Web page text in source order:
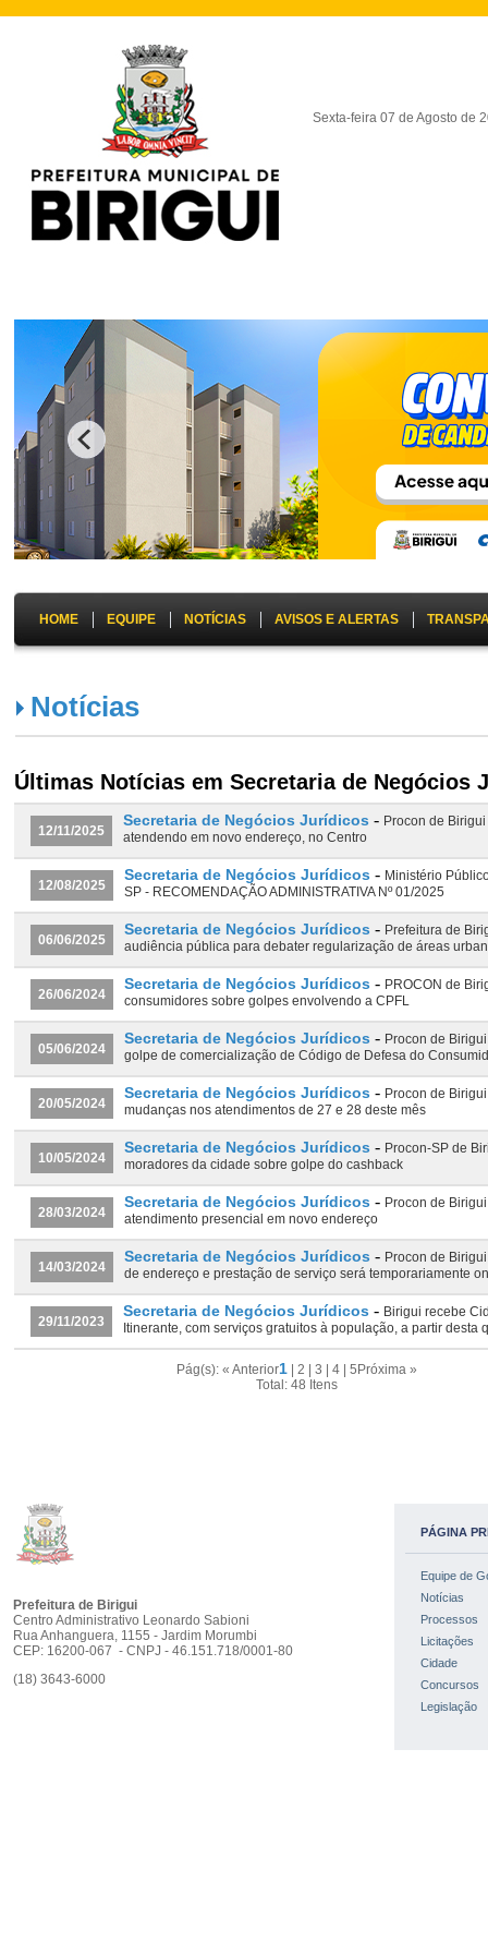
Sexta-feira 07 de Agosto de
HOME EQUIPE NOTÍCIAS AVISOS E ALERTAS
Notícias
Últimas Notícias em Secretaria de Negócios
12/11/2025
Secretaria de Negócios Jurídicos - Procon de
atendendo em novo endereço, no Centro
12/08/2025
Secretaria de Negócios Jurídicos - Ministério
SP - RECOMENDAÇÃO ADMINISTRATIVA Nº 01/2025
06/06/2025
Secretaria de Negócios Jurídicos - Prefeitura de
audiência pública para debater regularização de áreas
26/06/2024
Secretaria de Negócios Jurídicos - PROCON de
consumidores sobre golpes envolvendo a CPFL
05/06/2024
Secretaria de Negócios Jurídicos - Procon de
golpe de comercialização de Código de Defesa do
20/05/2024
Secretaria de Negócios Jurídicos - Procon de
mudanças nos atendimentos de 27 e 28 deste mês
10/05/2024
Secretaria de Negócios Jurídicos - Procon-SP de
moradores da cidade sobre golpe do cashback
28/03/2024
Secretaria de Negócios Jurídicos - Procon de
atendimento presencial em novo endereço
14/03/2024
Secretaria de Negócios Jurídicos - Procon de
de endereço e prestação de serviço será temporariamente
29/11/2023
Secretaria de Negócios Jurídicos - Birigui recebe
Itinerante, com serviços gratuitos à população, a partir desta
Pág(s): « Anterior1 |2 |3 |4 |5 Próxima »
Total: 48 Itens
Prefeitura de Birigui
Centro Administrativo Leonardo Sabioni
Rua Anhanguera, 1155 - Jardim Morumbi
CEP: 16200-067 - CNPJ - 46.151.718/0001-80
(18) 3643-6000
PÁGINA
Equipe de
Notícias
Processos
Licitações
Cidade
Concursos
Legislação